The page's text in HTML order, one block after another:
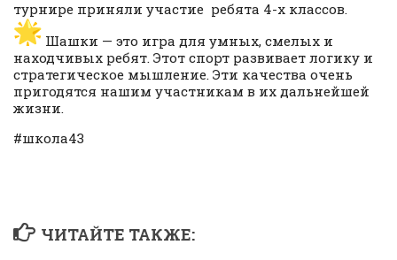
турнире приняли участие ребята 4-х классов.
Шашки — это игра для умных, смелых и
находчивых ребят. Этот спорт развивает логику и
стратегическое мышление. Эти качества очень
пригодятся нашим участникам в их дальнейшей
жизни.
#школа43
ЧИТАЙТЕ ТАКЖЕ: